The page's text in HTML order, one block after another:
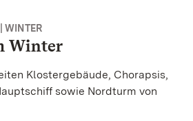
WINTER
Winter
Klostergebäude, Chorapsis,
sowie Nordturm von